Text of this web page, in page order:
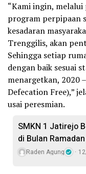
“Kami ingin,
program perpipaan
kesadaran
Trenggilis, akan
Sehingga setiap
dengan baik sesuai
menargetkan, 2020
Defecation Free),”
usai peresmian.
SMKN 1 Jatirejo
di Bulan Ramadan
Raden Agung